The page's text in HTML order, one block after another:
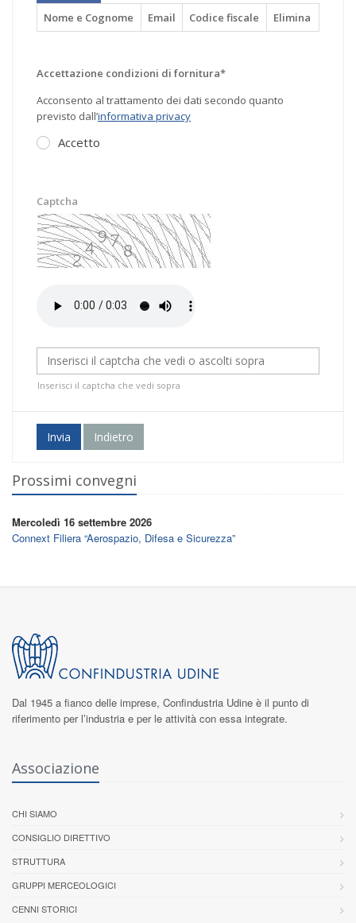
Nome e Cognome Email Codice fiscale Elimina
Accettazione condizioni di fornitura*
Acconsento al trattamento dei dati secondo quanto
previsto dall’informativa privacy
Accetto
Captcha
Inserisci il captcha che vedi sopra
Invia Indietro
Prossimi convegni
Mercoledì 16 settembre 2026
Connext Filiera “Aerospazio, Difesa e Sicurezza”
Dal 1945 a fianco delle imprese, Confindustria Udine è il punto di
riferimento per l’industria e per le attività con essa integrate.
Associazione
CHI SIAMO
CONSIGLIO DIRETTIVO
STRUTTURA
GRUPPI MERCEOLOGICI
CENNI STORICI